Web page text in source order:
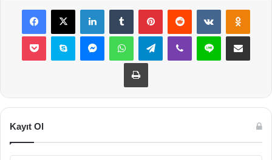
Facebook
X LinkedInTumblr PinterestReddit VKontakte
Pocket Skype MessengerWhatsAppTelegramViber Line E-Posta ile
Yazdır
Kayıt Ol